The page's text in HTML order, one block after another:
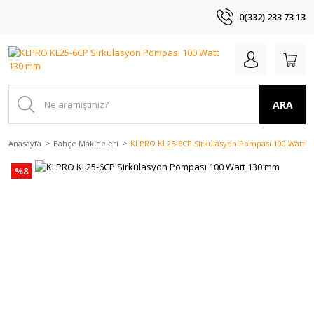
0(332) 233 73 13
ARA
Anasayfa Bahçe Makineleri KLPRO KL25-6CP Sirkülasyon Pompası 100 Watt
%8